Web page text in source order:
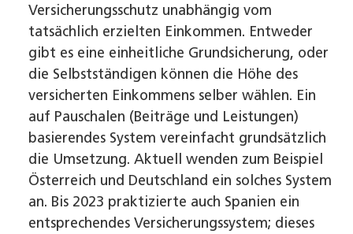
Versicherungsschutz unabhängig vom
tatsächlich erzielten Einkommen. Entweder
gibt es eine einheitliche Grundsicherung, oder
die Selbstständigen können die Höhe des
versicherten Einkommens selber wählen. Ein
auf Pauschalen (Beiträge und Leistungen)
basierendes System vereinfacht grundsätzlich
die Umsetzung. Aktuell wenden zum Beispiel
Österreich und Deutschland ein solches System
an. Bis 2023 praktizierte auch Spanien ein
entsprechendes Versicherungssystem; dieses